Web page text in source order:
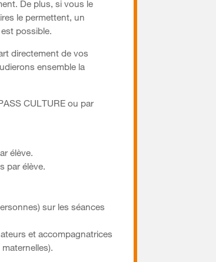
De plus, si vous le
le permettent, un
possible.
directement de vos
ensemble la
CULTURE ou par
élève.
par élève.
sur les séances
et accompagnatrices